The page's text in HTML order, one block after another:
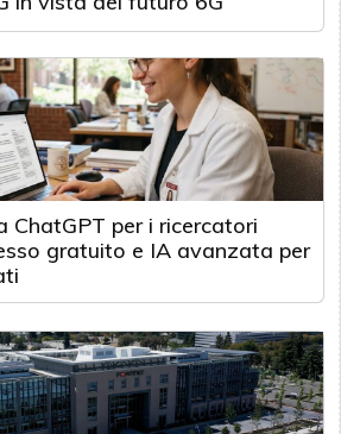
ChatGPT per i ricercatori
gratuito e IA avanzata per